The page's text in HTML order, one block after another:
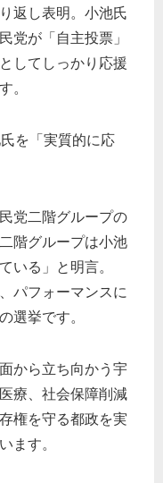
返し表明。小池氏
党が「自主投票」
してしっかり応援
。
を「実質的に応
党二階グループの
階グループは小池
いる」と明言。
パフォーマンスに
選挙です。
から立ち向かう宇
療、社会保障削減
権を守る都政を実
ます。